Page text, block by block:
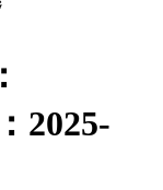
2025-